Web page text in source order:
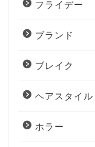
フライデー
ブランド
ブレイク
ヘアスタイル
ホラー